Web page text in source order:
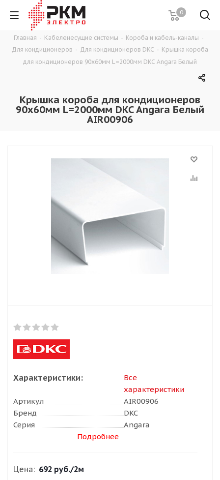
0
Главная - Кабеленесущие системы - Короба и кабель-каналы -
Для кондиционеров - Для кондиционеров DKC - Крышка короба
для кондиционеров 90x60мм L=2000мм DKC Angara Белый
Крышка короба для кондиционеров
90x60мм L=2000мм DKC Angara Белый
AIR00906
Характеристики:
Все
характеристики
Артикул
AIR00906
Бренд
DKC
Серия
Angara
Подробнее
Цена: 692 руб./2м